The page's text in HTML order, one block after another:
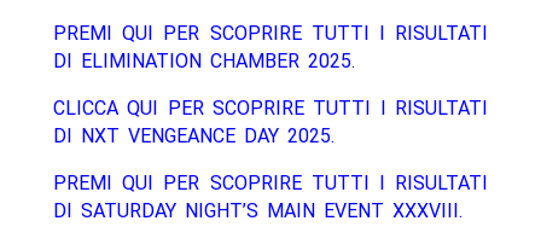
PREMI QUI PER SCOPRIRE TUTTI I RISULTATI
DI ELIMINATION CHAMBER 2025.
CLICCA QUI PER SCOPRIRE TUTTI I RISULTATI
DI NXT VENGEANCE DAY 2025.
PREMI QUI PER SCOPRIRE TUTTI I RISULTATI
DI SATURDAY NIGHT’S MAIN EVENT XXXVIII.